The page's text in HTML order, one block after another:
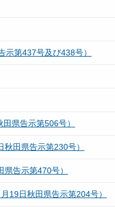
第437号及び438号）
県告示第506号）
田県告示第230号）
告示第470号）
19日秋田県告示第204号）